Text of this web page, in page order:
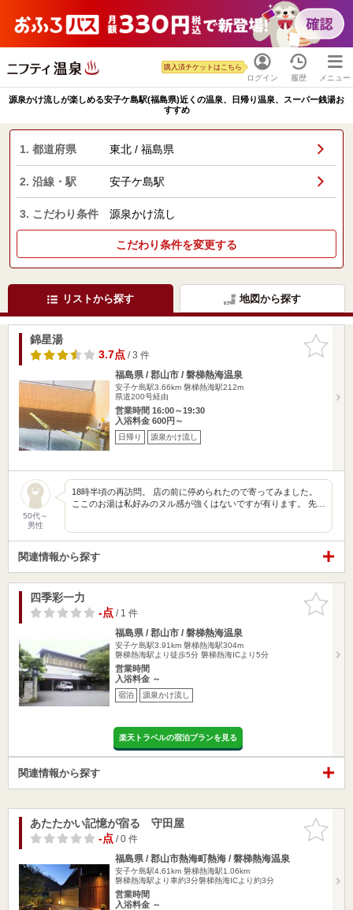
ログイン
購入済チケットはこちら
履歴 メニュー
源泉かけ流しが楽しめる安子ケ島駅(福島県)近くの温泉、日帰り温泉、スーパー銭湯お
すすめ
1. 都道府県 東北 / 福島県
2. 沿線・駅 安子ケ島駅
3. こだわり条件 源泉かけ流し
こだわり条件を変更する
リストから探す 地図から探す
お気に入
りに追加
錦星湯
3.7点/ 3 件
福島県 / 郡山市 / 磐梯熱海温泉
安子ケ島駅3.66km 磐梯熱海駅212m
県道200号経由
営業時間 16:00～19:30
入浴料金 600円～
日帰り 源泉かけ流し
50代～
男性
18時半頃の再訪問。 店の前に停められたので寄ってみました。
ここのお湯は私好みのヌル感が強くはないですが有ります。 先…
関連情報から探す
お気に入
りに追加
四季彩一力
-点/ 1 件
福島県 / 郡山市 / 磐梯熱海温泉
安子ケ島駅3.91km 磐梯熱海駅304m
磐梯熱海駅より徒歩5分 磐梯熱海ICより5分
営業時間
入浴料金 ～
宿泊 源泉かけ流し
楽天トラベルの宿泊プランを見る
関連情報から探す
お気に入
りに追加
あたたかい記憶が宿る 守田屋
-点/ 0 件
福島県 / 郡山市熱海町熱海 / 磐梯熱海温泉
安子ケ島駅4.61km 磐梯熱海駅1.06km
磐梯熱海駅より車約3分磐梯熱海ICより約3分
営業時間
入浴料金 ～